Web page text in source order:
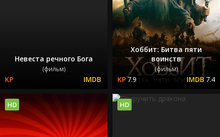
Невеста речного Бога
(фильм)
Хоббит: Битва пяти
воинств
(фильм)
7.9 7.4
HD HD